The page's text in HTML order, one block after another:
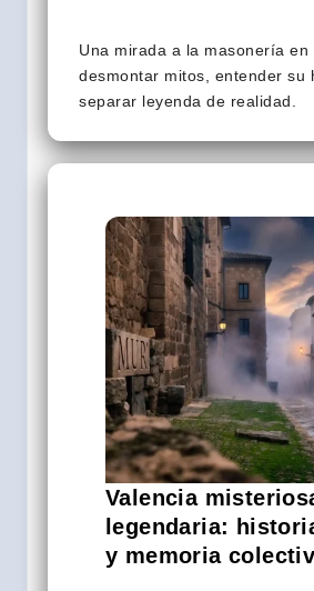
Una mirada a la masonería en
desmontar mitos, entender su
separar leyenda de realidad.
Valencia
legendaria:
y memoria